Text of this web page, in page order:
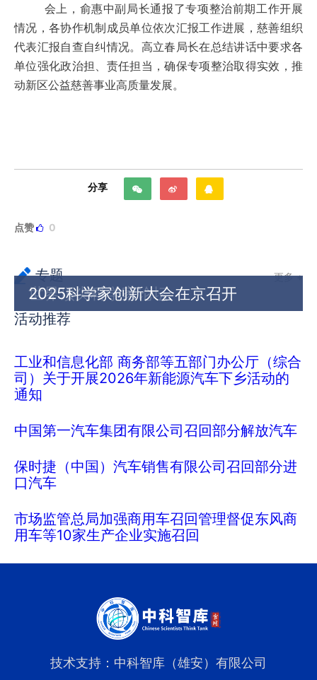
会上，俞惠中副局长通报了专项整治前期工作开展
情况，各协作机制成员单位依次汇报工作进展，慈善组织
代表汇报自查自纠情况。高立春局长在总结讲话中要求各
单位强化政治担、责任担当，确保专项整治取得实效，推
动新区公益慈善事业高质量发展。
分享
点赞 0
专题 更多 +
世界顶尖科学家论坛
2025科学家创新大会在京召开
活动推荐
工业和信息化部 商务部等五部门办公厅（综合
司）关于开展2026年新能源汽车下乡活动的
通知
中国第一汽车集团有限公司召回部分解放汽车
保时捷（中国）汽车销售有限公司召回部分进
口汽车
市场监管总局加强商用车召回管理督促东风商
用车等10家生产企业实施召回
技术支持：中科智库（雄安）有限公司